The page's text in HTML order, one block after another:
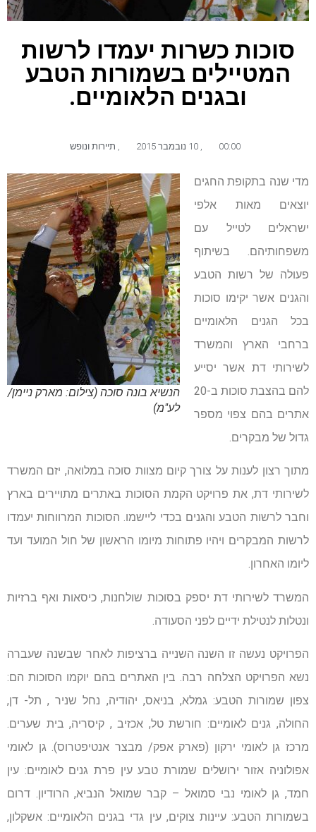
סוכות כשרות יעמדו לרשות
המטיילים בשמורות הטבע
ובגנים הלאומיים.
00:00 תיירות ונופש
הנשיא בונה סוכה (צילום: מארק ניימן/
לע"מ)
מדי שנה בתקופת החגים
יוצאים מאות אלפי
ישראלים לטייל עם
משפחותיהם. בשיתוף
פעולה של רשות הטבע
והגנים אשר יקימו סוכות
בכל הגנים הלאומיים
ברחבי הארץ והמשרד
לשירותי דת אשר יסייע
להם בהצבת סוכות ב-20
אתרים בהם צפוי מספר
גדול של מבקרים.
מתוך רצון לענות על צורך קיום מצוות סוכה במלואה, יזם המשרד
לשירותי דת, את פרויקט הקמת הסוכות באתרים מתויירים בארץ
וחבר לרשות הטבע והגנים בכדי ליישמו. הסוכות המרווחות יעמדו
לרשות המבקרים ויהיו פתוחות מיומו הראשון של חול המועד ועד
ליומו האחרון.
המשרד לשירותי דת יספק בסוכות שולחנות, כיסאות ואף ברזיות
ונטלות לנטילת ידיים לפני הסעודה.
הפרויקט נעשה זו השנה השנייה ברציפות לאחר שבשנה שעברה
נשא הפרויקט הצלחה רבה. בין האתרים בהם יוקמו הסוכות הם:
צפון שמורות הטבע: גמלא, בניאס, יהודיה, נחל שניר , תל- דן,
החולה, גנים לאומיים: חורשת טל, אכזיב , קיסריה, בית שערים.
מרכז גן לאומי ירקון (פארק אפק/ מבצר אנטיפטרוס). גן לאומי
אפולוניה אזור ירושלים שמורת טבע עין פרת גנים לאומיים: עין
חמד, גן לאומי נבי סמואל – קבר שמואל הנביא, הרודיון. דרום
בשמורות הטבע: עיינות צוקים, עין גדי בגנים הלאומיים: אשקלון,